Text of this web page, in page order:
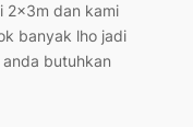
2x3m dan kami
banyak lho jadi
butuhkan